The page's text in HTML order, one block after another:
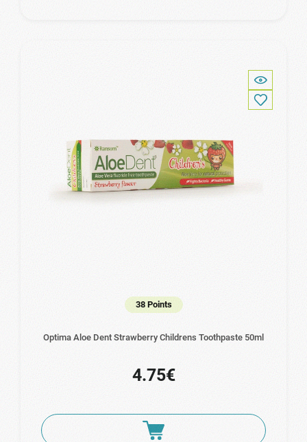
38 Points
Optima Aloe Dent Strawberry Childrens Toothpaste 50ml
4.75€